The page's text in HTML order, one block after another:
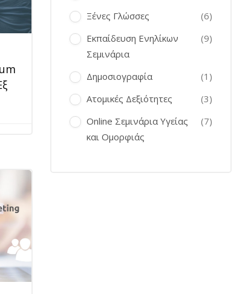
Ξένες Γλώσσες
(6)
Εκπαίδευση Ενηλίκων
Σεμινάρια
(9)
Δημοσιογραφία
(1)
Ατομικές Δεξιότητες
(3)
Online Σεμινάρια Υγείας
και Ομορφιάς
(7)